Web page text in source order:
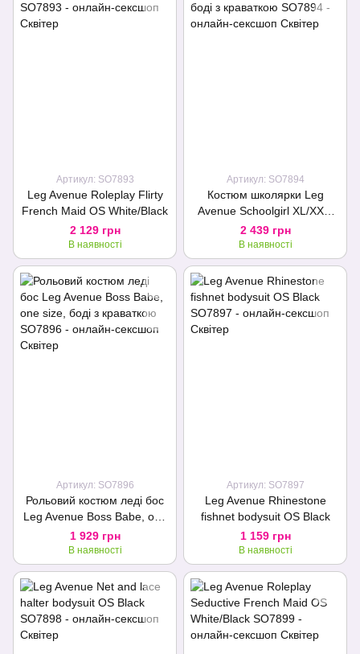
Артикул: SO7893
Leg Avenue Roleplay Flirty
French Maid OS White/Black
2 129 грн
В наявності
Артикул: SO7894
Костюм школярки Leg
Avenue Schoolgirl XL/XXL,
боді з краваткою
2 439 грн
В наявності
Артикул: SO7896
Рольовий костюм леді бос
Leg Avenue Boss Babe, one
size, боді з краваткою
1 929 грн
В наявності
Артикул: SO7897
Leg Avenue Rhinestone
fishnet bodysuit OS Black
1 159 грн
В наявності